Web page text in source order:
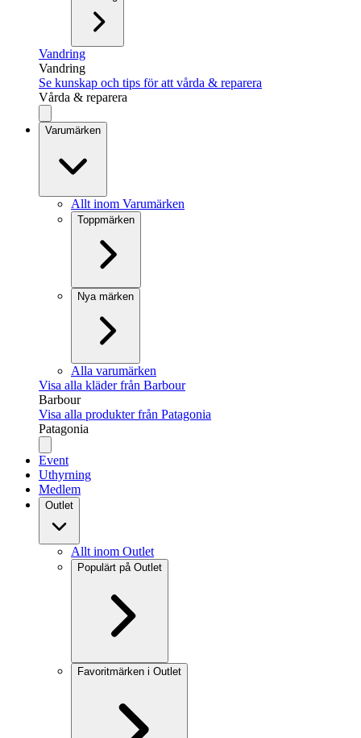
Vandring
Vandring
Se kunskap och tips för att vårda & reparera
Vårda & reparera
Varumärken
Allt inom Varumärken
Toppmärken
Nya märken
Alla varumärken
Visa alla kläder från Barbour
Barbour
Visa alla produkter från Patagonia
Patagonia
Event
Uthyrning
Medlem
Outlet
Allt inom Outlet
Populärt på Outlet
Favoritmärken i Outlet